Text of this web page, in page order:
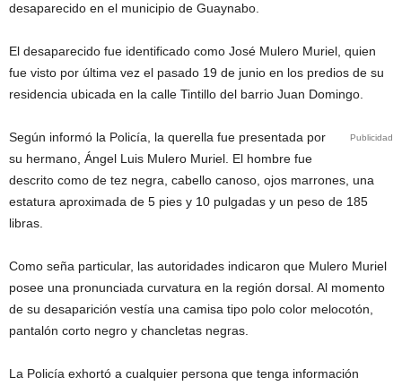
desaparecido en el municipio de Guaynabo.
El desaparecido fue identificado como José Mulero Muriel, quien
fue visto por última vez el pasado 19 de junio en los predios de su
residencia ubicada en la calle Tintillo del barrio Juan Domingo.
Publicidad
Según informó la Policía, la querella fue presentada por
su hermano, Ángel Luis Mulero Muriel. El hombre fue
descrito como de tez negra, cabello canoso, ojos marrones, una
estatura aproximada de 5 pies y 10 pulgadas y un peso de 185
libras.
Como seña particular, las autoridades indicaron que Mulero Muriel
posee una pronunciada curvatura en la región dorsal. Al momento
de su desaparición vestía una camisa tipo polo color melocotón,
pantalón corto negro y chancletas negras.
La Policía exhortó a cualquier persona que tenga información